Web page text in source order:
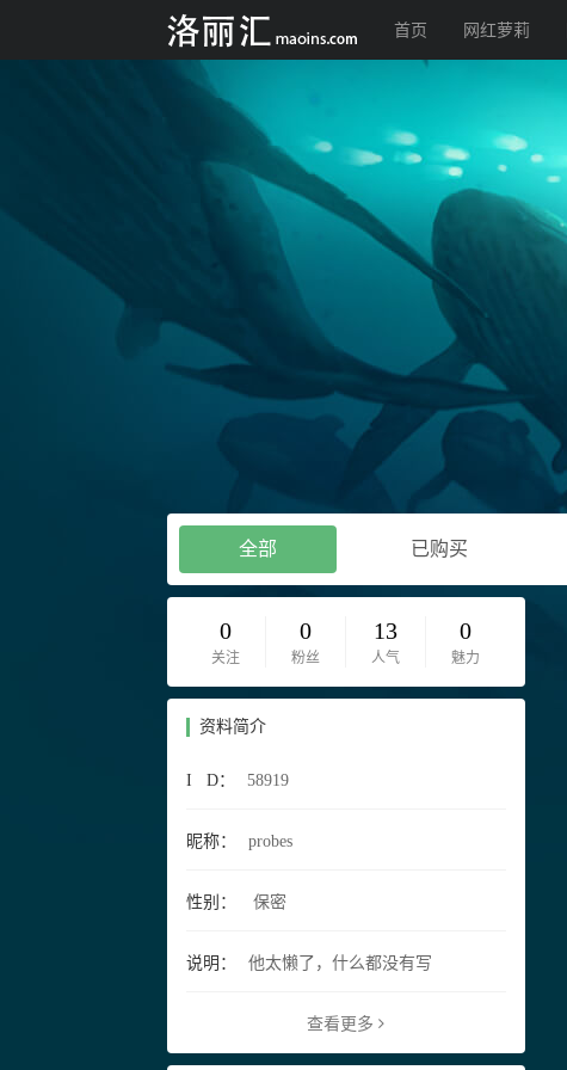
首页 网红萝莉
全部 已购买
0
关注
0
粉丝
13
人气
0
魅力
资料简介
I D： 58919
昵称： probes
性别： 保密
说明： 他太懒了，什么都没有写
查看更多